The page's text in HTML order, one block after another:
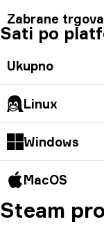
Zabrane
Sati po
Ukupno
Linux
Windows
MacOS
Steam